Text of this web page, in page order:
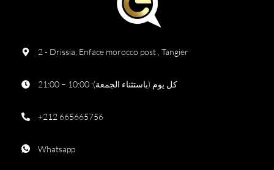
2 - Drissia, Enface morocco post , Tangier
كل يوم (باستثناء الجمعة): 10:00 – 21:00
+212 665665756
Whatsapp